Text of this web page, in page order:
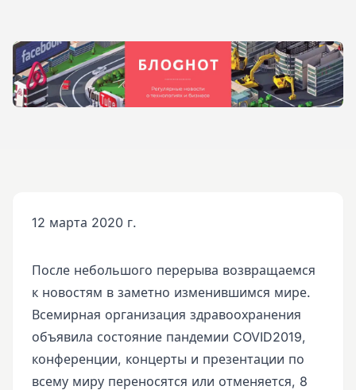
12 марта 2020 г.
После небольшого перерыва возвращаемся
к новостям в заметно изменившимся мире.
Всемирная организация здравоохранения
объявила состояние пандемии COVID2019,
конференции, концерты и презентации по
всему миру переносятся или отменяется, 8